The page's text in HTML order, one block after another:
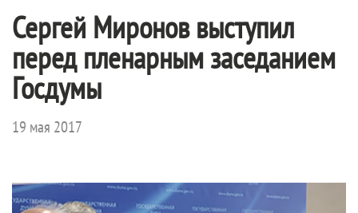
Сергей Миронов выступил
перед пленарным заседанием
Госдумы
19 мая 2017